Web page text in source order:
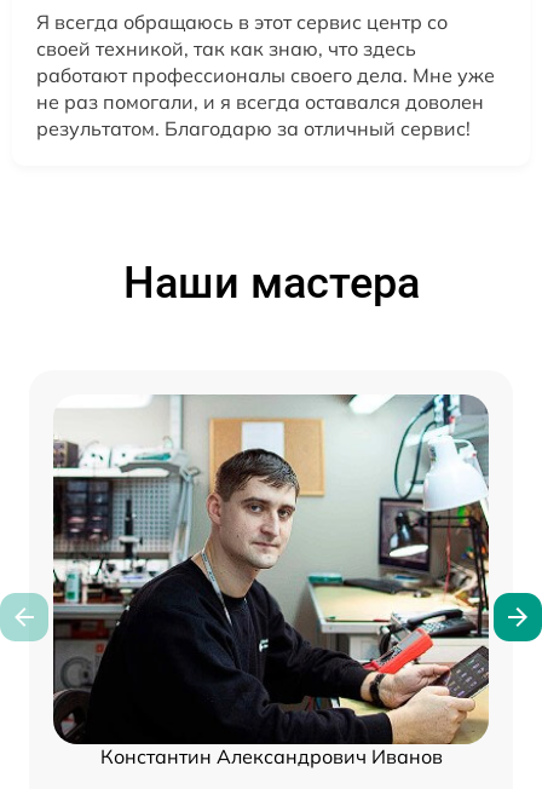
Я всегда обращаюсь в этот сервис центр со
своей техникой, так как знаю, что здесь
работают профессионалы своего дела. Мне уже
не раз помогали, и я всегда оставался доволен
результатом. Благодарю за отличный сервис!
Наши мастера
Константин Александрович Иванов